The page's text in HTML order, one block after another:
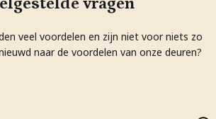
veel voordelen en zijn niet voor niets zo
naar de voordelen van onze deuren?